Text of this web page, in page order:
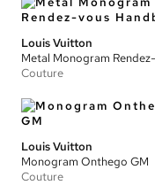
Louis Vuitton
Couture
Louis Vuitton
Monogram Onthego GM
Couture